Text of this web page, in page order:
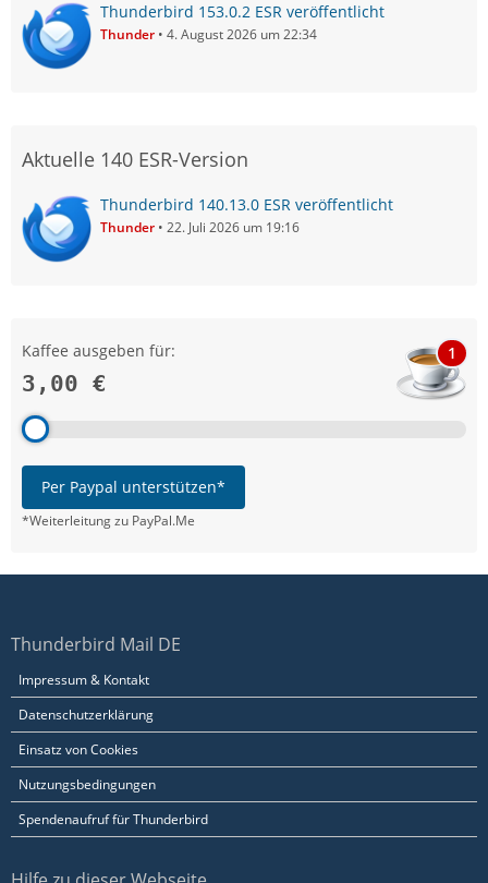
Thunderbird 153.0.2 ESR veröffentlicht
Thunder 4. August 2026 um 22:34
Aktuelle 140 ESR-Version
Thunderbird 140.13.0 ESR veröffentlicht
Thunder 22. Juli 2026 um 19:16
Kaffee ausgeben für:
3,00 €
1
Per Paypal unterstützen*
*Weiterleitung zu PayPal.Me
Thunderbird Mail DE
Impressum & Kontakt
Datenschutzerklärung
Einsatz von Cookies
Nutzungsbedingungen
Spendenaufruf für Thunderbird